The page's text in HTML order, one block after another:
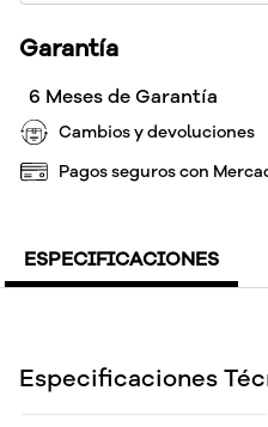
Garantía
6 Meses de Garantía
Cambios y devoluciones
Pagos seguros con
ESPECIFICACIONES
Especificaciones